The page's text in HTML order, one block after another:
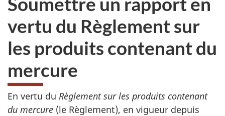
vertu du Règlement sur
les produits contenant du
mercure
En vertu du Règlement sur les produits contenant
du mercure (le Règlement), en vigueur depuis